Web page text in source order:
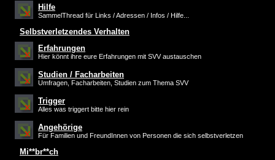
Hilfe
SammelThread für Links / Adressen / Infos / Hilfe...
Selbstverletzendes Verhalten
Erfahrungen
Hier könnt ihre eure Erfahrungen mit SVV austauschen
Studien / Facharbeiten
Umfragen, Facharbeiten, Studien zum Thema SVV
Trigger
Alles was triggert bitte hier rein
Angehörige
Für Familien und FreundInnen von Personen die sich selbstverletzen
Mi**br**ch